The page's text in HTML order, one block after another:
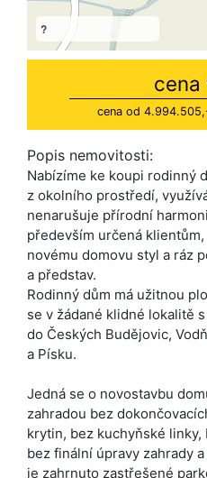
?
cena
cena od
Popis nemovitosti:
Nabízíme ke koupi rodinný
z okolního prostředí,
nenarušuje přírodní
především určená
novému domovu styl a ráz
a představ.
Rodinný dům má užitnou
se v žádané klidné lokalitě
do Českých Budějovic,
a Písku.
Jedná se o novostavbu
zahradou bez
krytin, bez kuchyňské linky,
bez finální úpravy zahrady
je zahrnuto zastřešené